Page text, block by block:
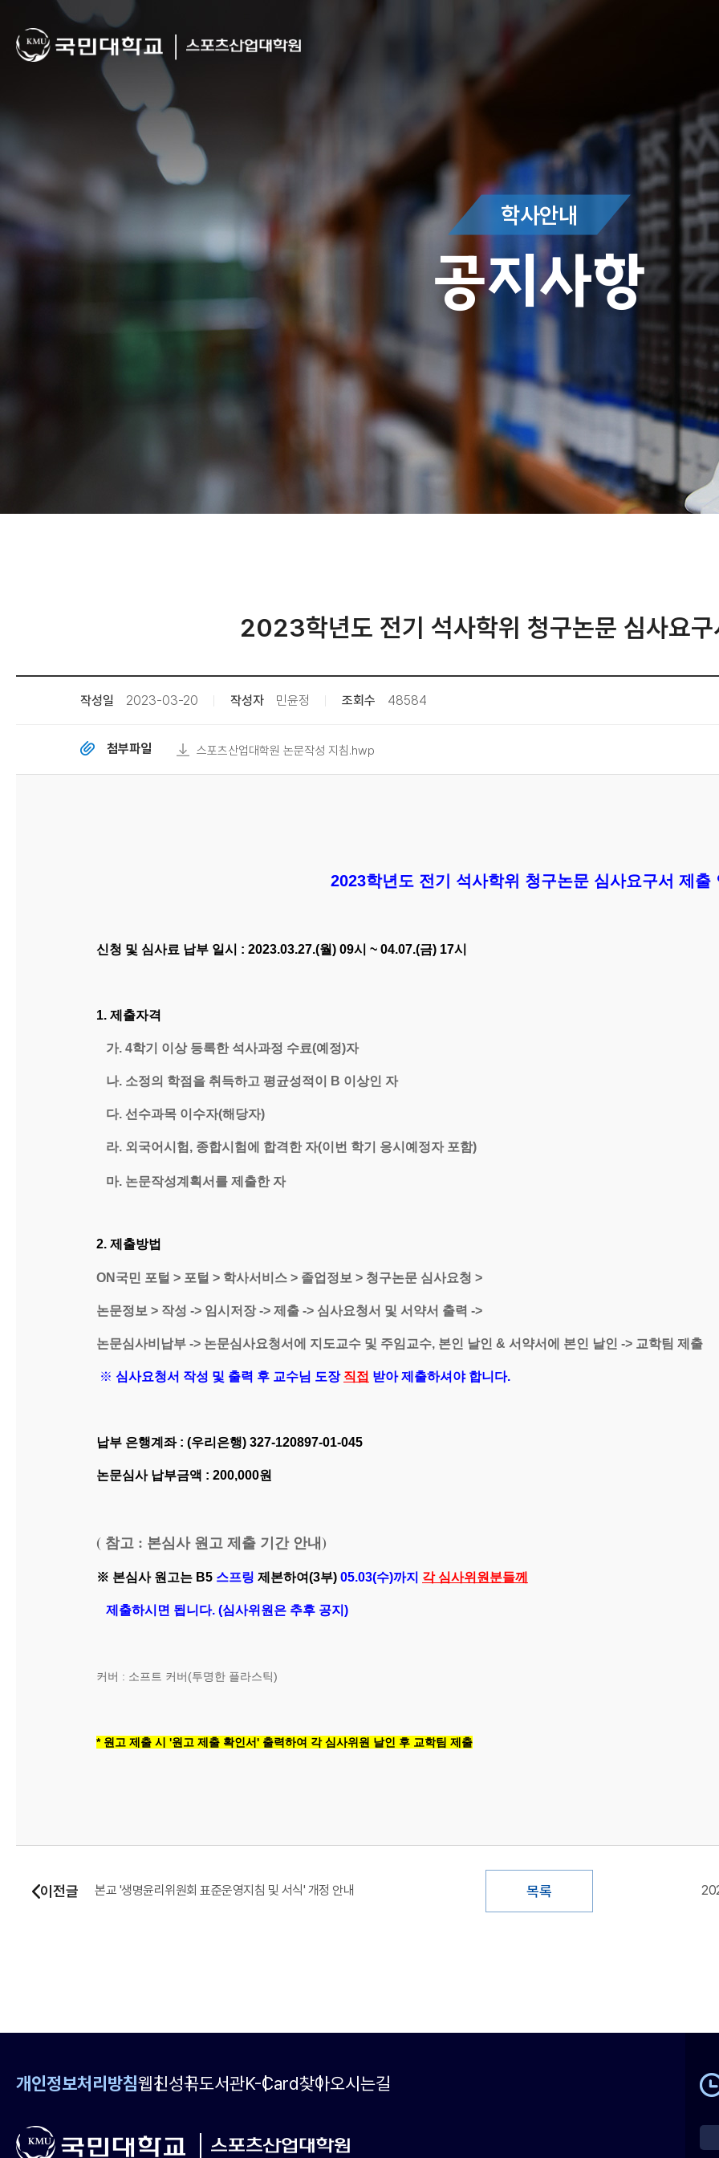
학사안내
공지사항
2023학년도 전기 석사학위 청구논문 심사요구
작성일 2023-03-20 작성자 민윤정 조회수 48584
첨부파일 스포츠산업대학원 논문작성 지침.hwp
2023학년도 전기 석사학위 청구논문 심사요구서 제출
신청 및 심사료 납부 일시 : 2023.03.27.(월) 09시 ~ 04.07.(금) 17시
1. 제출자격
가. 4학기 이상 등록한 석사과정 수료(예정)자
나. 소정의 학점을 취득하고 평균성적이 B 이상인 자
다. 선수과목 이수자(해당자)
라. 외국어시험, 종합시험에 합격한 자(이번 학기 응시예정자 포함)
마. 논문작성계획서를 제출한 자
2. 제출방법
ON국민 포털 > 포털 > 학사서비스 > 졸업정보 > 청구논문 심사요청 >
논문정보 > 작성 -> 임시저장 -> 제출 -> 심사요청서 및 서약서 출력 ->
논문심사비납부 -> 논문심사요청서에 지도 교수 및 주임교수, 본인 날인 & 서약서에 본인 날인 -> 교학팀 제출
※ 심사요청서 작성 및 출력 후 교수님 도장 직접 받아 제출하셔야 합니다.
납부 은행계좌 : (우리은행) 327-120897-01-045
논문심사 납부금액 : 200,000원
( 참고 : 본심사 원고 제출 기간 안내)
※ 본심사 원고는 B5 스프링 제본하여(3부) 05.03(수)까지 각 심사위원분들께
제출하시면 됩니다. (심사위원은 추후 공지)
커버 : 소프트 커버(투명한 플라스틱)
* 원고 제출 시 '원고 제출 확인서' 출력하여 각 심사위원 날인 후 교학팀 제출
이전글 본교 '생명윤리위원회 표준운영지침 및 서식' 개정 안내 목록
개인정보처리방침웹진성곡도서관K-Card찾아오시는길